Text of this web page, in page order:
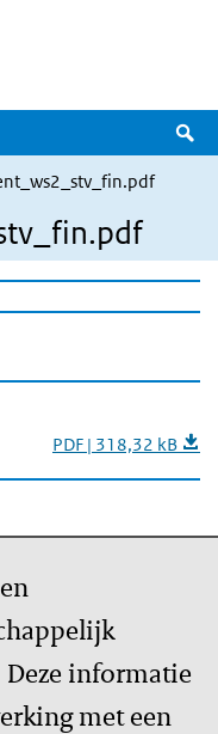
PDF | 318,32 kB
informatie
met een